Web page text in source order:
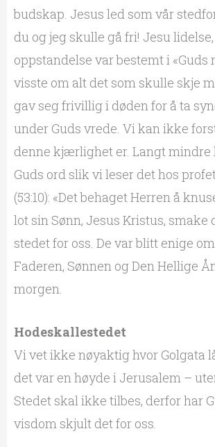
budskap. Jesus led som vår
du og jeg skulle gå fri! Jesu
oppstandelse var bestemt i «Guds
visste om alt det som skulle skje
gav seg frivillig i døden for å ta
under Guds vrede. Vi kan ikke
denne kjærlighet er. Langt mindre
Guds ord slik vi leser det hos
(53:10): «Det behaget Herren å
lot sin Sønn, Jesus Kristus, smake
stedet for oss. De var blitt enige
Faderen, Sønnen og Den Hellige
morgen.
Hodeskallestedet
Vi vet ikke nøyaktig hvor Golgata
det var en høyde i Jerusalem –
Stedet skal ikke tilbes, derfor har
visdom skjult det for oss.